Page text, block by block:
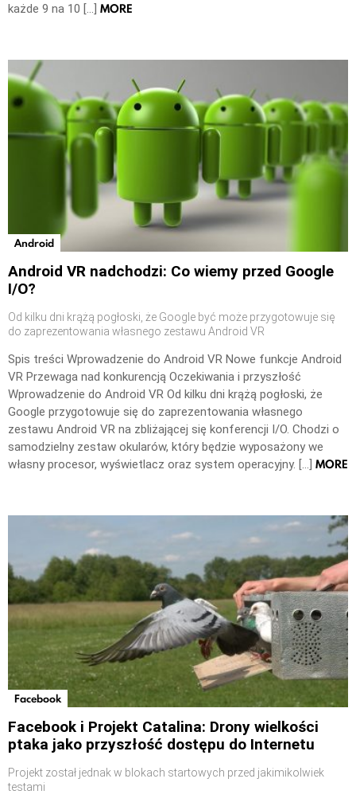
każde 9 na 10 […] MORE
Android
Android VR nadchodzi: Co wiemy przed Google
I/O?
Od kilku dni krążą pogłoski, że Google być może przygotowuje się
do zaprezentowania własnego zestawu Android VR
Spis treści Wprowadzenie do Android VR Nowe funkcje Android
VR Przewaga nad konkurencją Oczekiwania i przyszłość
Wprowadzenie do Android VR Od kilku dni krążą pogłoski, że
Google przygotowuje się do zaprezentowania własnego
zestawu Android VR na zbliżającej się konferencji I/O. Chodzi o
samodzielny zestaw okularów, który będzie wyposażony we
własny procesor, wyświetlacz oraz system operacyjny. […] MORE
Facebook
Facebook i Projekt Catalina: Drony wielkości
ptaka jako przyszłość dostępu do Internetu
Projekt został jednak w blokach startowych przed jakimikolwiek
testami